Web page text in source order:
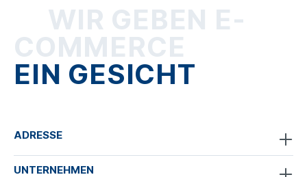
WIR GEBEN E-
COMMERCE
EIN GESICHT
ADRESSE
UNTERNEHMEN